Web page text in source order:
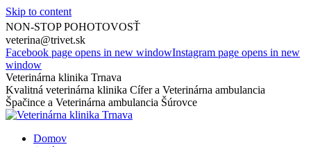
Skip to content
NON-STOP POHOTOVOSŤ
veterina@trivet.sk
Facebook page opens in new windowInstagram page opens in new
window
Veterinárna klinika Trnava
Kvalitná veterinárna klinika Cífer a Veterinárna ambulancia
Špačince a Veterinárna ambulancia Šúrovce
Domov